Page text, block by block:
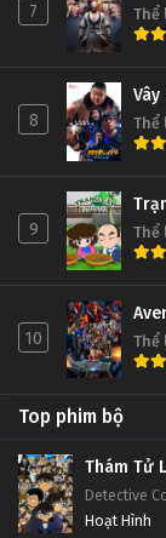
7 Thể
8 Thể
9 Thể
10 Thể
Top phim bộ
Thám Tử
Detective
Hoạt Hình